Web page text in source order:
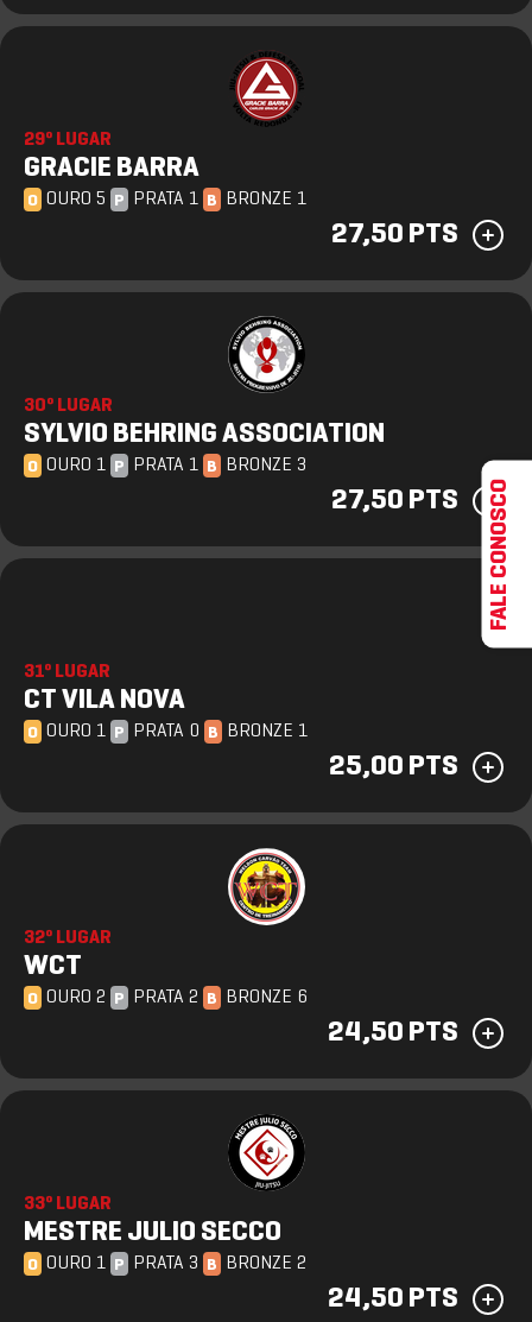
29º LUGAR
GRACIE BARRA
O OURO 5 P PRATA 1 B BRONZE 1
27,50 PTS
30º LUGAR
SYLVIO BEHRING ASSOCIATION
O OURO 1 P PRATA 1 B BRONZE 3
27,50 PTS
31º LUGAR
CT VILA NOVA
O OURO 1 P PRATA 0 B BRONZE 1
25,00 PTS
32º LUGAR
WCT
O OURO 2 P PRATA 2 B BRONZE 6
24,50 PTS
33º LUGAR
MESTRE JULIO SECCO
O OURO 1 P PRATA 3 B BRONZE 2
24,50 PTS
FALE CONOSCO